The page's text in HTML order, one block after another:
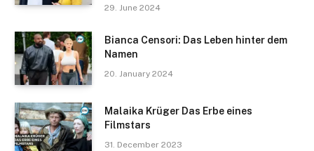
29. June 2024
Bianca Censori: Das Leben hinter dem
Namen
20. January 2024
Malaika Krüger Das Erbe eines
Filmstars
31. December 2023